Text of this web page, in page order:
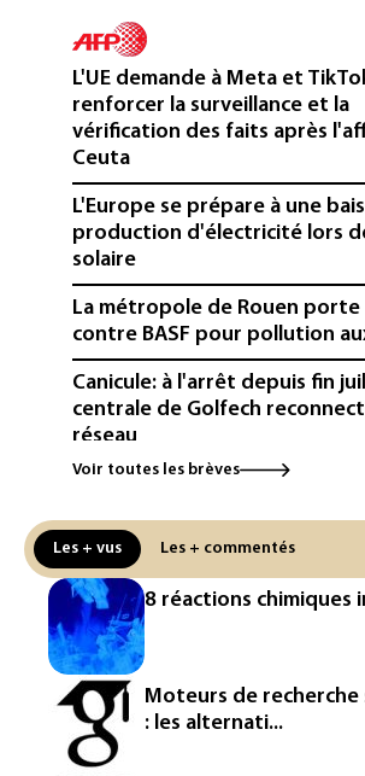
L'UE demande à Meta et
renforcer la surveillance et la
vérification des faits après
Ceuta
L'Europe se prépare à une
production d'électricité lors
solaire
La métropole de Rouen
contre BASF pour pollution
Canicule: à l'arrêt depuis fin
centrale de Golfech
réseau
Véhicules de livraison
homologation
Iris³: Eutelsat investira 3,4
d'euros dans la future
européenne
Le magazine VSD racheté par
l'entrepreneur Vianney
La production française de
Voir toutes les brèves
Les + vus Les + commentés
8 réactions chimiques
Moteurs de recherche
: les alternati...